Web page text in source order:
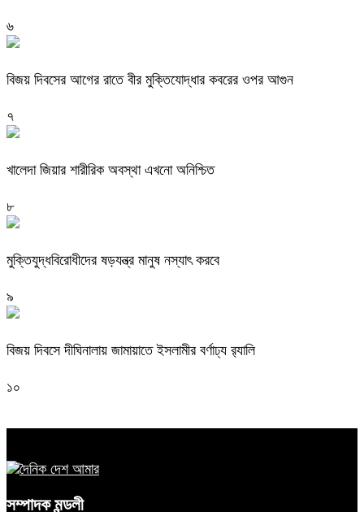
৬
বিজয় দিবসের আগের রাতে বীর মুক্তিযোদ্ধার কবরের ওপর আগুন
৭
খালেদা জিয়ার শারীরিক অবস্থা এখনো অনিশ্চিত
৮
মুক্তিযুদ্ধবিরোধীদের ষড়যন্ত্র মানুষ নস্যাৎ করবে
৯
বিজয় দিবসে দীঘিনালায় জামায়াতে ইসলামীর বর্ণাঢ্য র‍্যালি
১০
সম্পাদক মন্ডলী